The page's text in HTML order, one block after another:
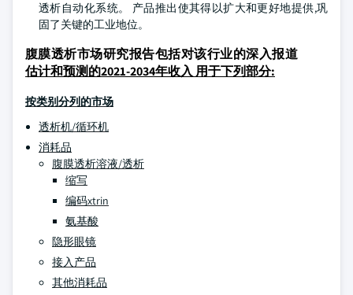
透析自动化系统。 产品推出使其得以扩大和更好地提供,巩
固了关键的工业地位。
腹膜透析市场研究报告包括对该行业的深入报道
估计和预测的2021-2034年收入 用于下列部分:
按类别分列的市场
透析机/循环机
消耗品
腹膜透析溶液/透析
缩写
编码xtrin
氨基酸
隐形眼镜
接入产品
其他消耗品